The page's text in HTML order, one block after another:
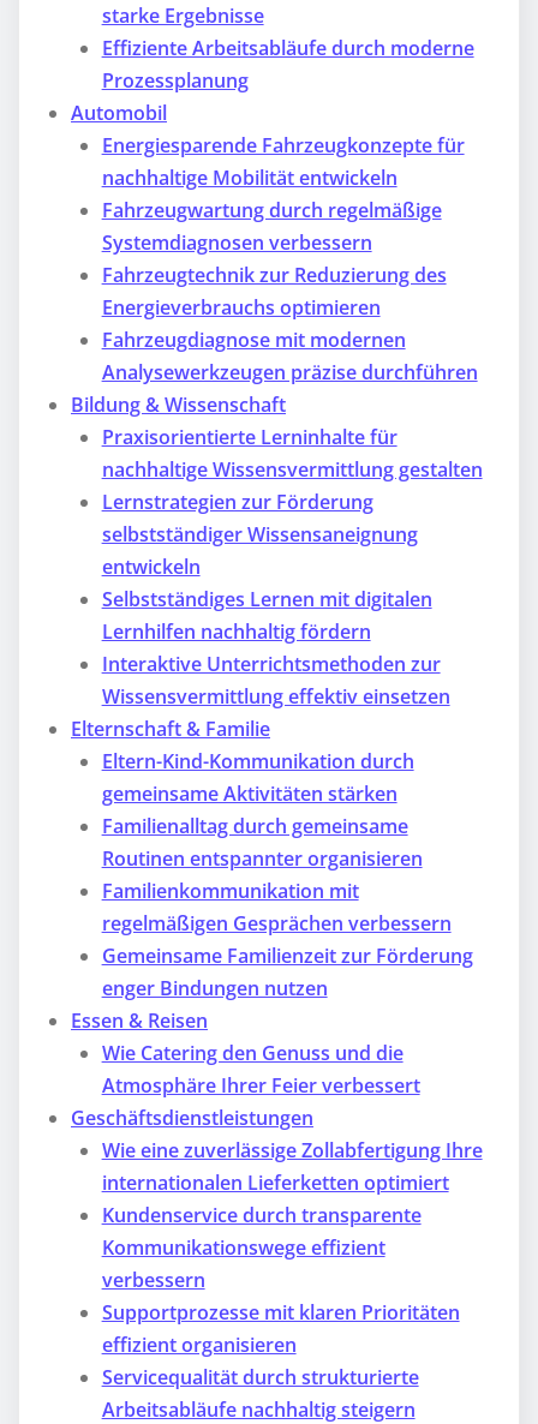
starke Ergebnisse
Effiziente Arbeitsabläufe durch moderne
Prozessplanung
Automobil
Energiesparende Fahrzeugkonzepte für
nachhaltige Mobilität entwickeln
Fahrzeugwartung durch regelmäßige
Systemdiagnosen verbessern
Fahrzeugtechnik zur Reduzierung des
Energieverbrauchs optimieren
Fahrzeugdiagnose mit modernen
Analysewerkzeugen präzise durchführen
Bildung & Wissenschaft
Praxisorientierte Lerninhalte für
nachhaltige Wissensvermittlung gestalten
Lernstrategien zur Förderung
selbstständiger Wissensaneignung
entwickeln
Selbstständiges Lernen mit digitalen
Lernhilfen nachhaltig fördern
Interaktive Unterrichtsmethoden zur
Wissensvermittlung effektiv einsetzen
Elternschaft & Familie
Eltern-Kind-Kommunikation durch
gemeinsame Aktivitäten stärken
Familienalltag durch gemeinsame
Routinen entspannter organisieren
Familienkommunikation mit
regelmäßigen Gesprächen verbessern
Gemeinsame Familienzeit zur Förderung
enger Bindungen nutzen
Essen & Reisen
Wie Catering den Genuss und die
Atmosphäre Ihrer Feier verbessert
Geschäftsdienstleistungen
Wie eine zuverlässige Zollabfertigung Ihre
internationalen Lieferketten optimiert
Kundenservice durch transparente
Kommunikationswege effizient
verbessern
Supportprozesse mit klaren Prioritäten
effizient organisieren
Servicequalität durch strukturierte
Arbeitsabläufe nachhaltig steigern